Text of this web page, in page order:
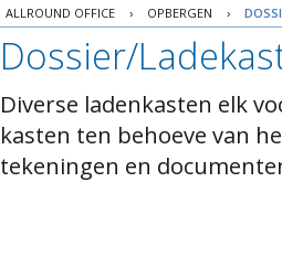
ALLROUND OFFICE › OPBERGEN ›
Dossier/
Diverse ladenkasten elk
kasten ten behoeve van
tekeningen en